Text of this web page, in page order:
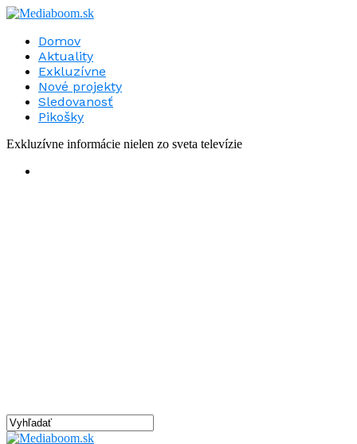
Domov
Aktuality
Exkluzívne
Nové projekty
Sledovanosť
Pikošky
Exkluzívne informácie nielen zo sveta televízie